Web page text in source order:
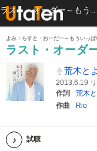
よみ：らすと・おーだー～もういっ
ラスト・オーダ
荒木と
2013.6.19
作詞
荒木
作曲
Rio
試聴